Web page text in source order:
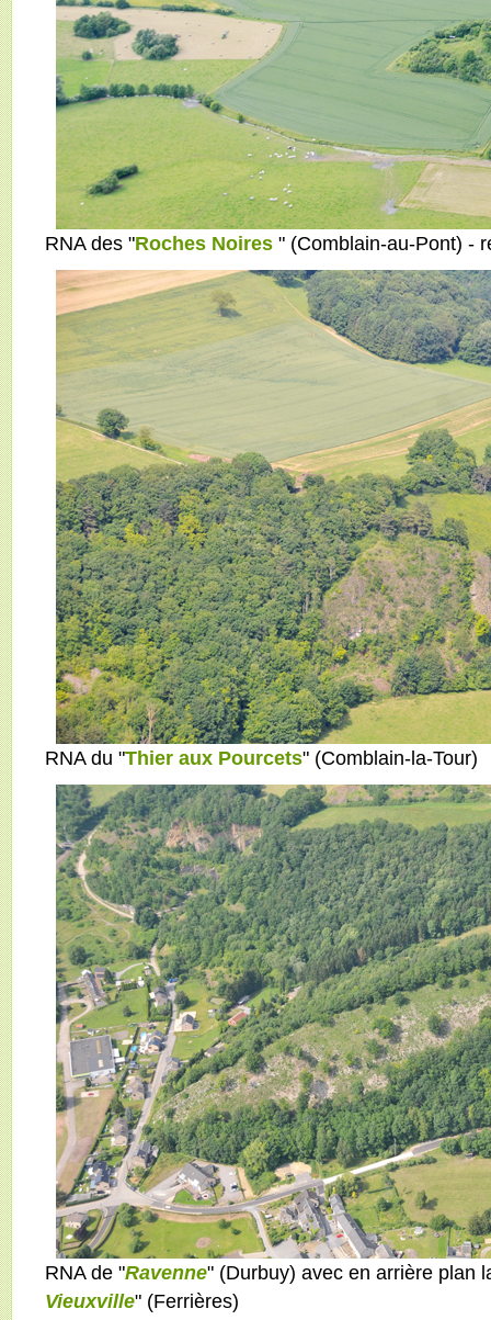
RNA des "Roches Noires " (Comblain-au-Pont) -
RNA du "Thier aux Pourcets" (Comblain-la-Tour)
RNA de "Ravenne" (Durbuy) avec en arrière plan
Vieuxville" (Ferrières)